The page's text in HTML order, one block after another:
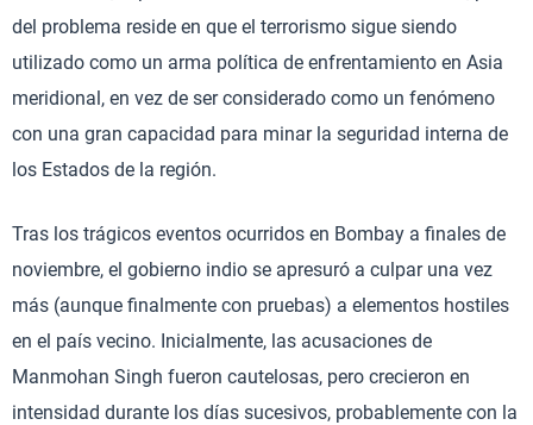
del problema reside en que el terrorismo sigue siendo
utilizado como un arma política de enfrentamiento en Asia
meridional, en vez de ser considerado como un fenómeno
con una gran capacidad para minar la seguridad interna de
los Estados de la región.
Tras los trágicos eventos ocurridos en Bombay a finales de
noviembre, el gobierno indio se apresuró a culpar una vez
más (aunque finalmente con pruebas) a elementos hostiles
en el país vecino. Inicialmente, las acusaciones de
Manmohan Singh fueron cautelosas, pero crecieron en
intensidad durante los días sucesivos, probablemente con la